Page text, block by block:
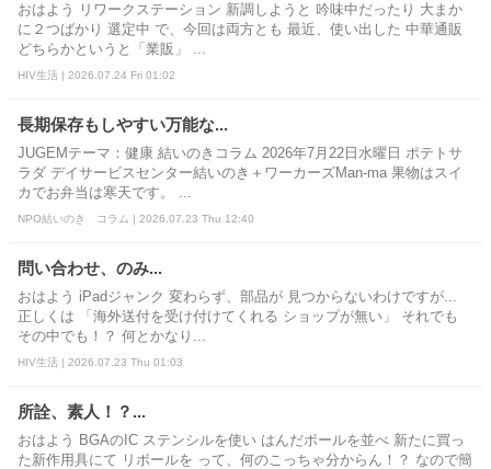
おはよう リワークステーション 新調しようと 吟味中だったり 大まか
に２つばかり 選定中 で、今回は両方とも 最近、使い出した 中華通販
どちらかというと「業販」 ...
HIV生活 | 2026.07.24 Fri 01:02
長期保存もしやすい万能な...
JUGEMテーマ：健康 結いのきコラム 2026年7月22日水曜日 ポテトサ
ラダ デイサービスセンター結いのき＋ワーカーズMan-ma 果物はスイ
カでお弁当は寒天です。 ...
NPO結いのき コラム | 2026.07.23 Thu 12:40
問い合わせ、のみ...
おはよう iPadジャンク 変わらず、部品が 見つからないわけですが...
正しくは 「海外送付を受け付けてくれる ショップが無い」 それでも
その中でも！？ 何とかなり...
HIV生活 | 2026.07.23 Thu 01:03
所詮、素人！？...
おはよう BGAのIC ステンシルを使い はんだボールを並べ 新たに買っ
た新作用具にて リボールを って、何のこっちゃ分からん！？ なので簡